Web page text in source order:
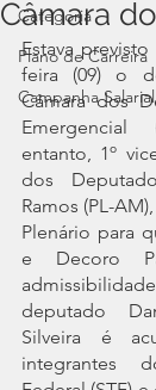
Categoria
Plano de Carreira
Campanha Salarial
Câmara
Estava
feira (09) o
Câmara dos
Emergencial
entanto, 1º
dos
Ramos (PL-
Plenário para
e Decoro
deputado
Silveira é
integrantes